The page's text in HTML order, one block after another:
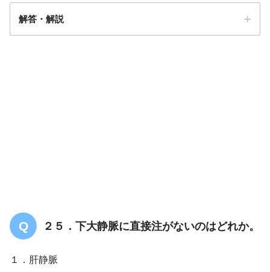
解答・解説
２５．下大静脈に直接注がないのはどれか。
１．肝静脈